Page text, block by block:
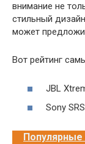
внимание не
стильный
может
Вот рейтинг
JBL
Sony
Популярные